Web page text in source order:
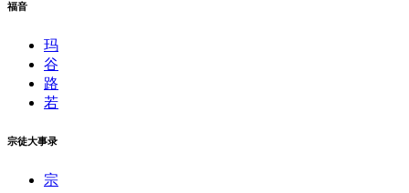
福音
玛
谷
路
若
宗徒大事录
宗